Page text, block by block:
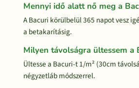
Mennyi idő alatt nő meg a
A Bacuri körülbelül 365 napot vesz
a betakarításig.
Milyen távolságra ültessem a
Ültesse a Bacuri-t 1/m² (30cm
négyzetláb módszerrel.